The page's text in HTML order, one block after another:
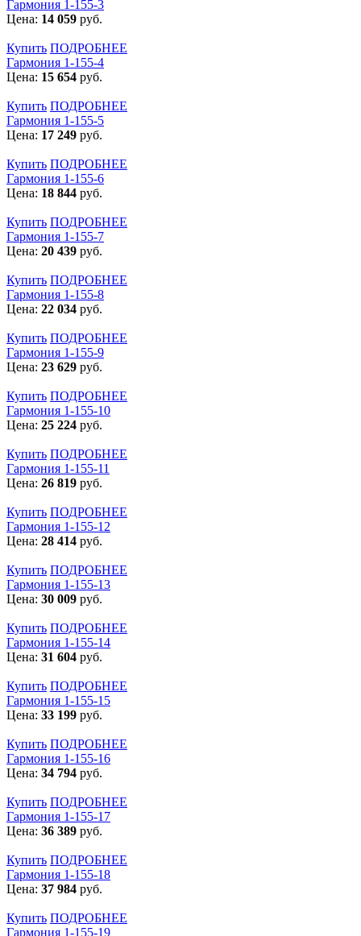
Гармония 1-155-3
Цена: 14 059 руб.
Купить ПОДРОБНЕЕ
Гармония 1-155-4
Цена: 15 654 руб.
Купить ПОДРОБНЕЕ
Гармония 1-155-5
Цена: 17 249 руб.
Купить ПОДРОБНЕЕ
Гармония 1-155-6
Цена: 18 844 руб.
Купить ПОДРОБНЕЕ
Гармония 1-155-7
Цена: 20 439 руб.
Купить ПОДРОБНЕЕ
Гармония 1-155-8
Цена: 22 034 руб.
Купить ПОДРОБНЕЕ
Гармония 1-155-9
Цена: 23 629 руб.
Купить ПОДРОБНЕЕ
Гармония 1-155-10
Цена: 25 224 руб.
Купить ПОДРОБНЕЕ
Гармония 1-155-11
Цена: 26 819 руб.
Купить ПОДРОБНЕЕ
Гармония 1-155-12
Цена: 28 414 руб.
Купить ПОДРОБНЕЕ
Гармония 1-155-13
Цена: 30 009 руб.
Купить ПОДРОБНЕЕ
Гармония 1-155-14
Цена: 31 604 руб.
Купить ПОДРОБНЕЕ
Гармония 1-155-15
Цена: 33 199 руб.
Купить ПОДРОБНЕЕ
Гармония 1-155-16
Цена: 34 794 руб.
Купить ПОДРОБНЕЕ
Гармония 1-155-17
Цена: 36 389 руб.
Купить ПОДРОБНЕЕ
Гармония 1-155-18
Цена: 37 984 руб.
Купить ПОДРОБНЕЕ
Гармония 1-155-19